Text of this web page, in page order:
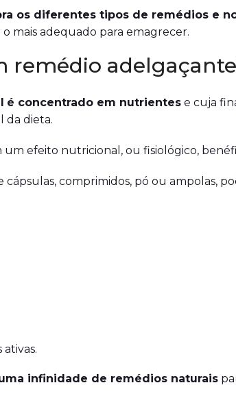
os diferentes tipos de remédios e
mais adequado para emagrecer.
remédio
é concentrado em nutrientes e cuja
da dieta.
efeito nutricional, ou fisiológico,
cápsulas, comprimidos, pó ou ampolas,
infinidade de remédios naturais